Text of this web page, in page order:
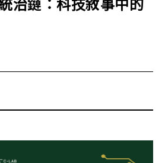
治鏈：科技敘事中的